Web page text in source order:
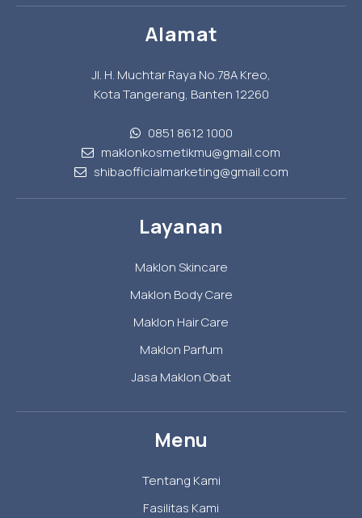
Alamat
Jl. H. Muchtar Raya No.78A Kreo,
Kota Tangerang, Banten 12260
0851 8612 1000
maklonkosmetikmu@gmail.com
shibaofficialmarketing@gmail.com
Layanan
Maklon Skincare
Maklon Body Care
Maklon Hair Care
Maklon Parfum
Jasa Maklon Obat
Menu
Tentang Kami
Fasilitas Kami